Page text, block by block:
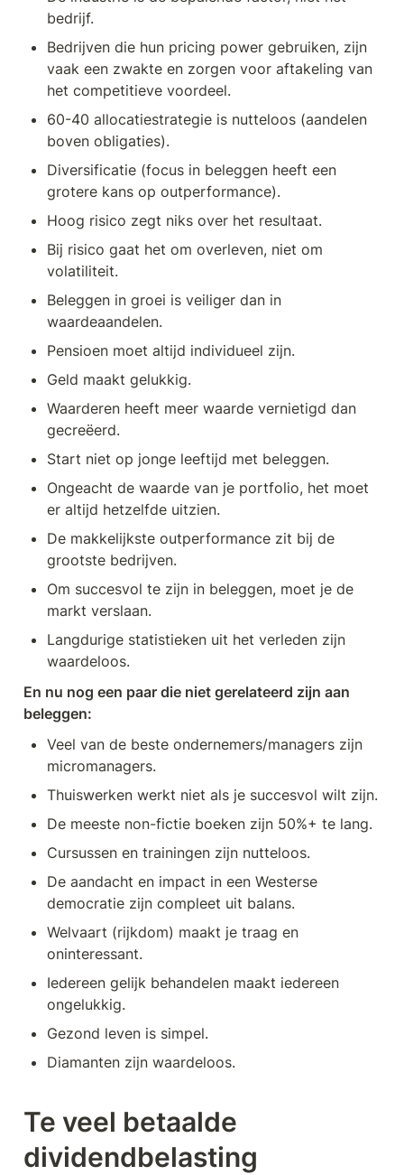
bedrijf.
Bedrijven die hun pricing power gebruiken, zijn
vaak een zwakte en zorgen voor aftakeling van
het competitieve voordeel.
60-40 allocatiestrategie is nutteloos (aandelen
boven obligaties).
Diversificatie (focus in beleggen heeft een
grotere kans op outperformance).
Hoog risico zegt niks over het resultaat.
Bij risico gaat het om overleven, niet om
volatiliteit.
Beleggen in groei is veiliger dan in
waardeaandelen.
Pensioen moet altijd individueel zijn.
Geld maakt gelukkig.
Waarderen heeft meer waarde vernietigd dan
gecreëerd.
Start niet op jonge leeftijd met beleggen.
Ongeacht de waarde van je portfolio, het moet
er altijd hetzelfde uitzien.
De makkelijkste outperformance zit bij de
grootste bedrijven.
Om succesvol te zijn in beleggen, moet je de
markt verslaan.
Langdurige statistieken uit het verleden zijn
waardeloos.
En nu nog een paar die niet gerelateerd zijn aan
beleggen:
Veel van de beste ondernemers/managers zijn
micromanagers.
Thuiswerken werkt niet als je succesvol wilt zijn.
De meeste non-fictie boeken zijn 50%+ te lang.
Cursussen en trainingen zijn nutteloos.
De aandacht en impact in een Westerse
democratie zijn compleet uit balans.
Welvaart (rijkdom) maakt je traag en
oninteressant.
Iedereen gelijk behandelen maakt iedereen
ongelukkig.
Gezond leven is simpel.
Diamanten zijn waardeloos.
Te veel betaalde
dividendbelasting